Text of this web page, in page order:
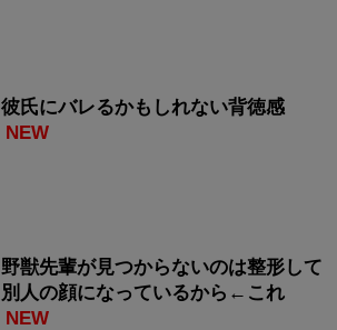
彼氏にバレるかもしれない背徳感
NEW
野獣先輩が見つからないのは整形して
別人の顔になっているから←これ
NEW